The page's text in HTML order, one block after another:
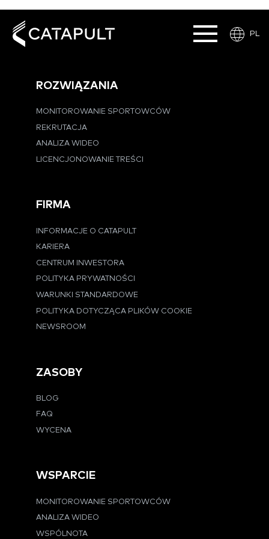
PL
ROZWIĄZANIA
MONITOROWANIE SPORTOWCÓW
REKRUTACJA
ANALIZA WIDEO
LICENCJONOWANIE TREŚCI
FIRMA
INFORMACJE O CATAPULT
KARIERA
CENTRUM INWESTORA
POLITYKA PRYWATNOŚCI
WARUNKI STANDARDOWE
POLITYKA DOTYCZĄCA PLIKÓW COOKIE
NEWSROOM
ZASOBY
BLOG
FAQ
WYCENA
WSPARCIE
MONITOROWANIE SPORTOWCÓW
ANALIZA WIDEO
WSPÓLNOTA